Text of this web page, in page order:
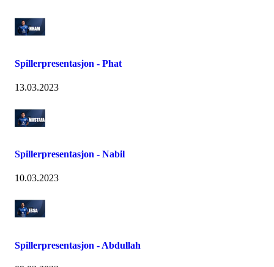
Spillerpresentasjon - Phat
13.03.2023
Spillerpresentasjon - Nabil
10.03.2023
Spillerpresentasjon - Abdullah